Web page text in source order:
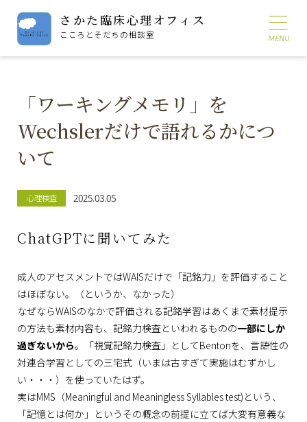
さかた臨床心理オフィス
こころとそだちの相談室
「ワーキングメモリ」を
Wechslerだけで語れるかにつ
いて
心理検査 2025.03.05
ChatGPTに聞いてみた
成人のアセスメントではWAISだけで「記銘力」を評価すること
はほぼない。（というか、なかった）
なぜならWAISのなかで評価される記銘学習はあくまで素材提示
の方法も素材内容も、記銘力検査といわれるものの一部にしか
過ぎないから。「視覚記銘力検査」としてBentonを、言語性の
対連合学習としての三宅式（いまは古すぎて実施はむずかし
い・・・）を使っていたはず。
実はMMS（Meaningful and Meaningless Syllables test)という、
「記憶とは何か」というその概念の前提に立てば大変有意義な